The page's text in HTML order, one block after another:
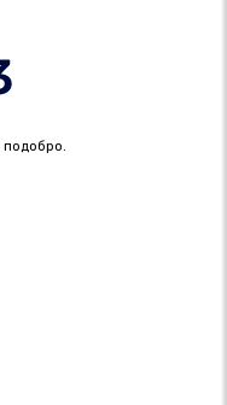
подобро.